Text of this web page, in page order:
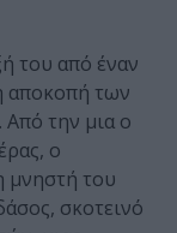
του από έναν
αποκοπή των
την μια ο
ο
μνηστή του
σκοτεινό